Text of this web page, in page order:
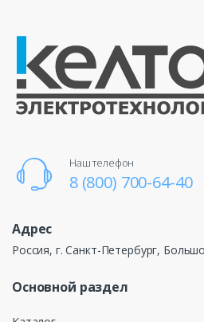
Наш телефон
8 (800) 700-64-40
Адрес
Россия, г. Санкт-Петербург,
Основной раздел